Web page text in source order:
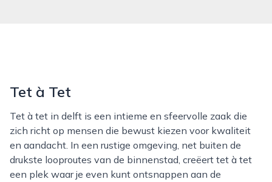
Tet à Tet
Tet à tet in delft is een intieme en sfeervolle zaak die
zich richt op mensen die bewust kiezen voor kwaliteit
en aandacht. In een rustige omgeving, net buiten de
drukste looproutes van de binnenstad, creëert tet à tet
een plek waar je even kunt ontsnappen aan de